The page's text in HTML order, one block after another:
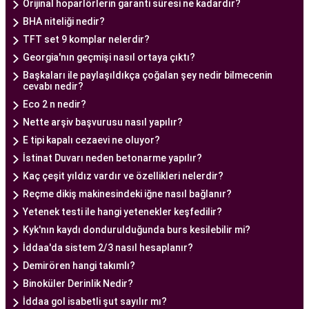
anlayışı ve etik prensipler çerçevesinde, çiftlere
sağlıklı bir gebelik yaşama şansı tanıyan kapsamlı
bir tüp bebek hizmeti sunar.
Ankara Tüp Bebek Doktoru
Tüp bebek tedavisi, uzman bir ekibin liderliğinde
ve deneyimli bir doktorun rehberliğinde
yürütülmesi gereken bir süreçtir. Ankara Tüp
Bebek Merkezi'nde görev alan uzman tüp bebek
doktoru, çiftlere kapsamlı bir yaklaşımla tedavi
sunar.
Ankara Tüp Bebek Doktoru, tüp bebek tedavisi
sürecinde çiftlere rehberlik eder ve tedavinin her
aşamasında destek sağlar. Çiftin tıbbi geçmişini
değerlendirir, bireysel durumlarını analiz eder ve
en uygun tedavi planını oluşturur. Tedavi
Orijinal hoparlörlerin garanti süresi ne kadardır?
BHA niteliği nedir?
TFT set 9 komplar nelerdir?
Georgia'nın geçmişi nasıl ortaya çıktı?
Başkaları ile paylaşıldıkça çoğalan şey nedir bilmecenin
cevabı nedir?
Eco 2 n nedir?
Nette arşiv başvurusu nasıl yapılır?
E tipi kapalı cezaevi ne oluyor?
İstinat Duvarı neden betonarme yapılır?
Kaç çeşit yıldız vardır ve özellikleri nelerdir?
Reçme dikiş makinesindeki iğne nasıl bağlanır?
Yetenek testi ile hangi yetenekler keşfedilir?
Kyk'nın kaydı dondurulduğunda burs kesilebilir mi?
İddaa'da sistem 2/3 nasıl hesaplanır?
Demirören hangi takımlı?
Binoküler Derinlik Nedir?
İddaa gol isabetli şut sayılır mı?